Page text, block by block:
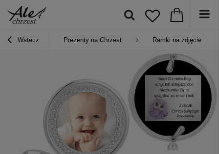
Wstecz Prezenty na Chrzest Ramki na zdjęcie